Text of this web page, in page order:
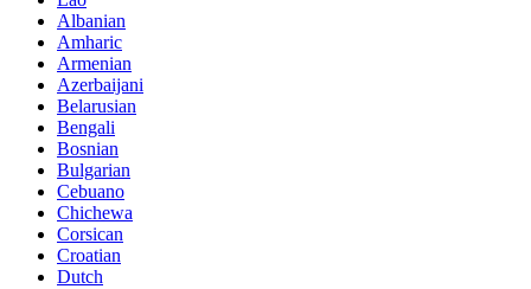
Albanian
Amharic
Armenian
Azerbaijani
Belarusian
Bengali
Bosnian
Bulgarian
Cebuano
Chichewa
Corsican
Croatian
Dutch